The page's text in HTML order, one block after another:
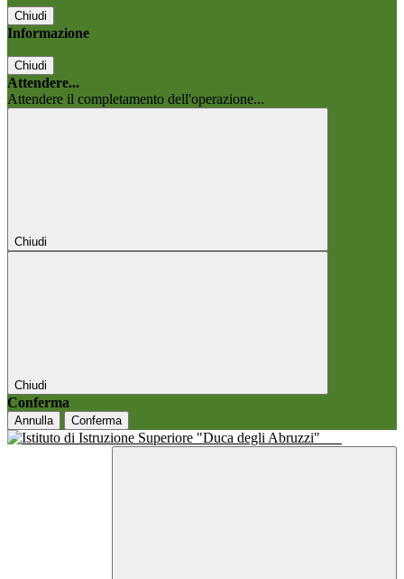
Chiudi
Informazione
Chiudi
Attendere...
Attendere il completamento dell'operazione...
Chiudi
Chiudi
Conferma
Annulla Conferma